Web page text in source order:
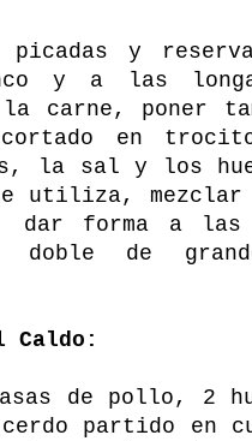
picadas y
y a las
carne, poner
en
la sal y los
utiliza, mezclar
dar forma a
el doble de
Caldo:
de pollo, 2
partido en